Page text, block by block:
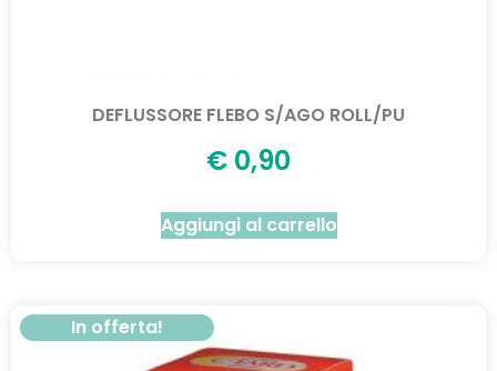
DEFLUSSORE FLEBO S/AGO ROLL/PU
€ 0,90
Aggiungi al carrello
In offerta!